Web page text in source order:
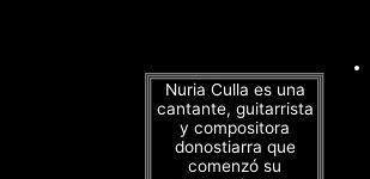
Nuria Culla es una
cantante, guitarrista
y compositora
donostiarra que
comenzó su